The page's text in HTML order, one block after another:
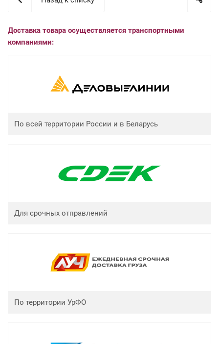
Доставка товара осуществляется транспортными
компаниями:
По всей территории России и в Беларусь
Для срочных отправлений
По территории УрФО